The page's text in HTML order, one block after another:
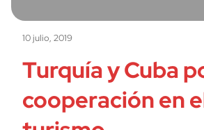
10 julio, 2019
Turquía y Cuba
cooperación en